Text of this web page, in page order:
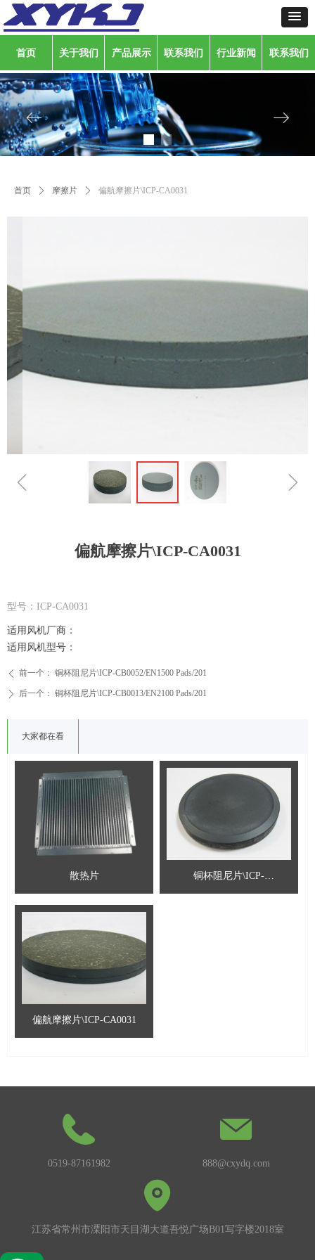
首页 关于我们 产品展示 联系我们 行业新闻 联系我们
ꂃ ꁹ
首页 ꄲ 摩擦片 ꄲ 偏航摩擦片\ICP-CA0031
ꁆ ꁇ
偏航摩擦片\ICP-CA0031
型号：ICP-CA0031
大家都在看
散热片
铜杯阻尼片\ICP-
CB0052/EN1500 Pads/201
偏航摩擦片\ICP-CA0031
ꄴ 前一个： 铜杯阻尼片\ICP-CB0052/EN1500 Pads/201
ꄲ 后一个： 铜杯阻尼片\ICP-CB0013/EN2100 Pads/201
适用风机厂商：
适用风机型号：
0519-87161982 888@cxydq.com
江苏省常州市溧阳市天目湖大道吾悦广场B01写字楼2018室